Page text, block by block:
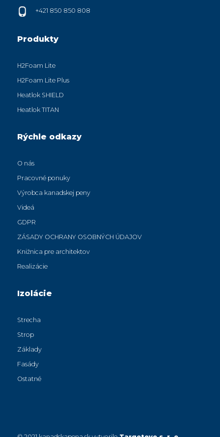
+421 850 850 808
Produkty
H2Foam Lite
H2Foam Lite Plus
Heatlok SHIELD
Heatlok TITAN
Rýchle odkazy
O nás
Pracovné ponuky
Výrobca kanadskej peny
Videá
GDPR
ZÁSADY OCHRANY OSOBNÝCH ÚDAJOV
Knižnica pre architektov
Realizácie
Izolácie
Strecha
Strop
Základy
Fasády
Ostatné